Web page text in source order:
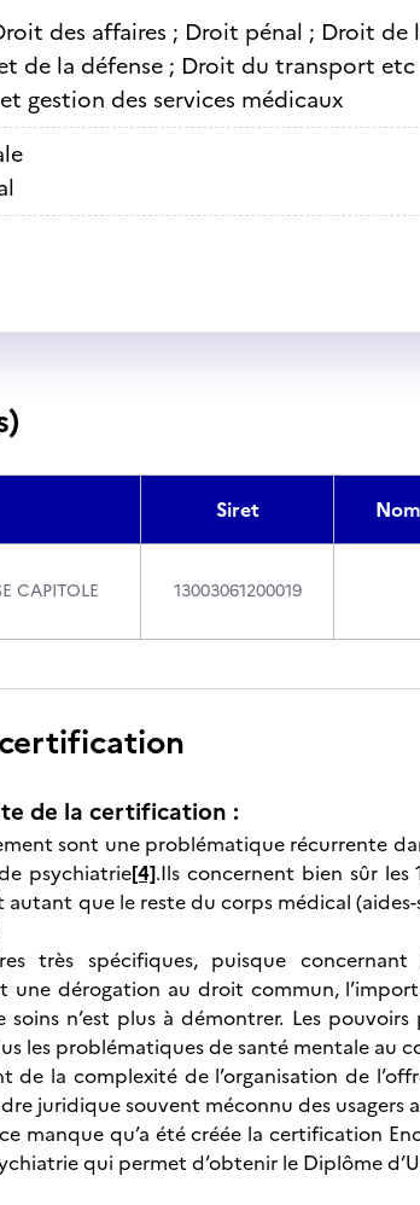
des affaires ; Droit pénal ; Droit
de la défense ; Droit du transport etc
gestion des services médicaux
Siret
CAPITOLE 13003061200019
de la certification :
sont une problématique récurrente
psychiatrie[4].Ils concernent bien sûr les
que le reste du corps médical
très spécifiques, puisque
une dérogation au droit commun,
n’est plus à démontrer. Les
les problématiques de santé mentale au
de la complexité de l’organisation de
juridique souvent méconnu des usagers
manque qu’a été créée la certification
qui permet d’obtenir le Diplôme